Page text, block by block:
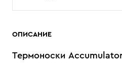
ОПИСАНИЕ
Термоноски